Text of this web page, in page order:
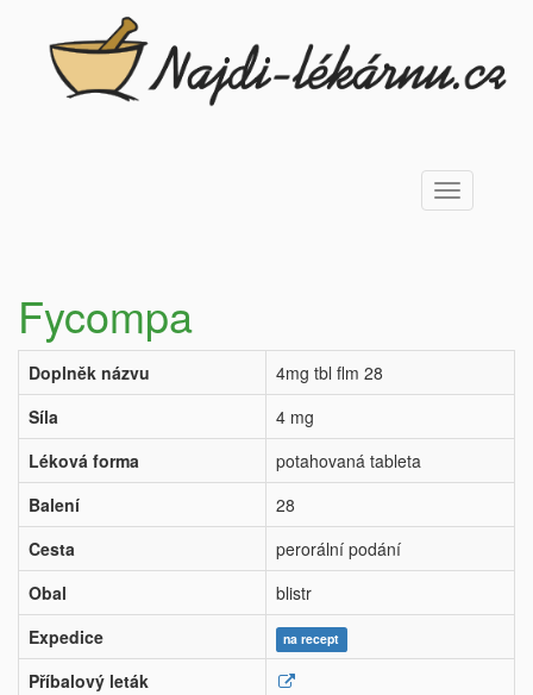
Toggle
navigation
Fycompa
Doplněk názvu
4mg tbl flm 28
Síla
4 mg
Léková forma
potahovaná tableta
Balení
28
Cesta
perorální podání
Obal
blistr
Expedice
na recept
Příbalový leták